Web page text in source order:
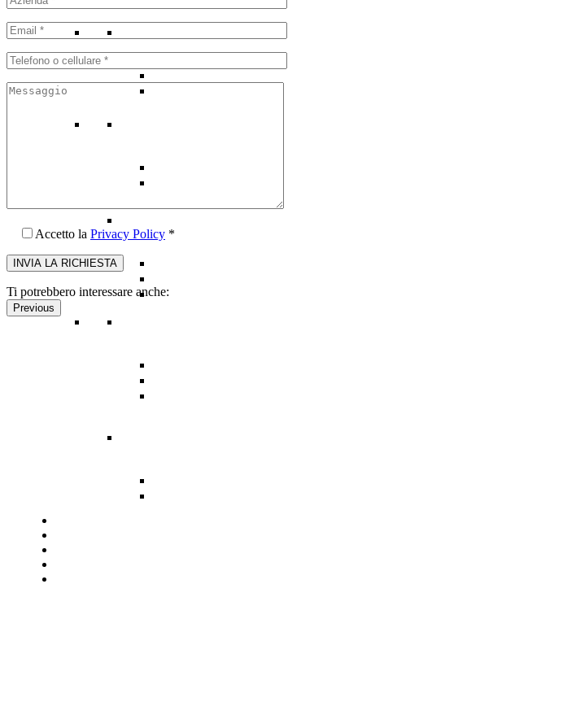
Accetto la Privacy Policy *
Ti potrebbero interessare anche:
Previous